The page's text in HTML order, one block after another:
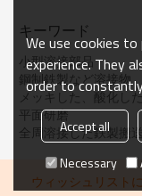
キーワード
小型溶接部品
鋼制鉄製など溶接物
メッキした、酸化し
平面研磨
全周溶接した鉄製搬
ウィッシュリスト
We use cookies
experience. They
order to
Accept all
Necessary